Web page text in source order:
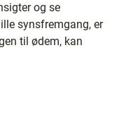
og se
synsfremgang, er
til ødem, kan